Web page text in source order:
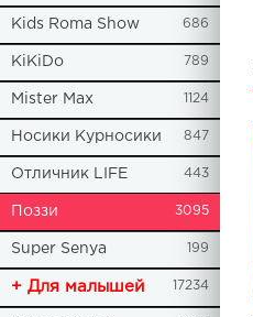
Kids Roma Show 686
KiKiDo 789
Mister Max 1124
Носики Курносики 847
Отличник LIFE 443
Поззи 3095
Super Senya 199
+ Для малышей 17234